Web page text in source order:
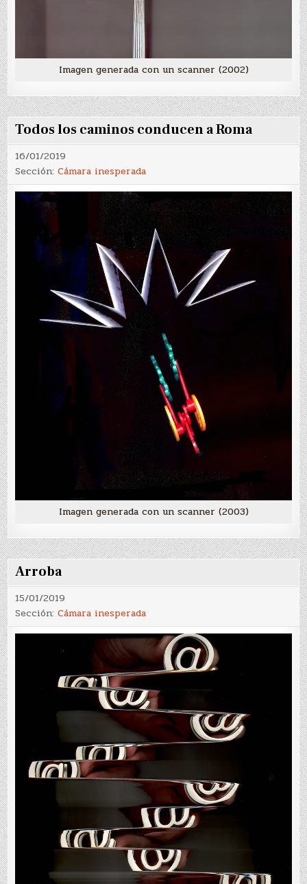
Imagen generada con un scanner (2002)
Todos los caminos conducen a Roma
16/01/2019
Sección:Cámara inesperada
Imagen generada con un scanner (2003)
Arroba
15/01/2019
Sección:Cámara inesperada